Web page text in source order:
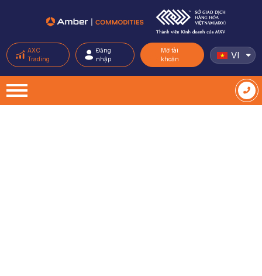
AXC
Trading
Đăng
nhập
Mở tài
khoản
VI